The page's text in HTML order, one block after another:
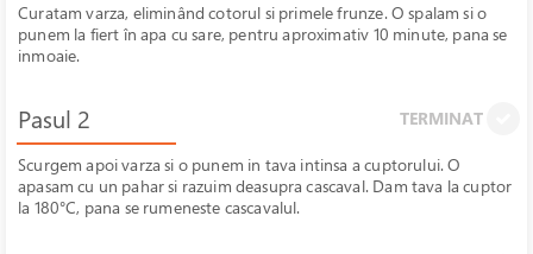
Curatam varza, eliminând cotorul si primele frunze. O spalam si o
punem la fiert în apa cu sare, pentru aproximativ 10 minute, pana se
inmoaie.
Pasul 2 TERMINAT
Scurgem apoi varza si o punem in tava intinsa a cuptorului. O
apasam cu un pahar si razuim deasupra cascaval. Dam tava la cuptor
la 180°C, pana se rumeneste cascavalul.